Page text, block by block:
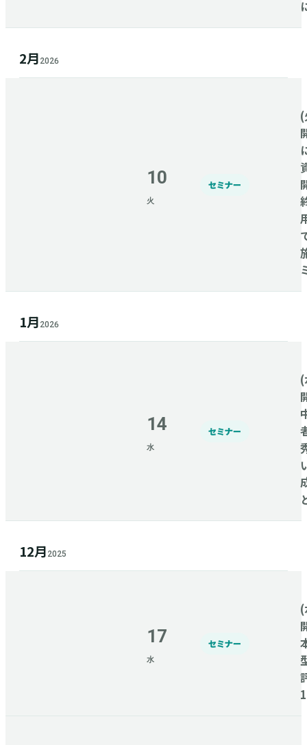
2月 2026
10
火
セミナー
1月 2026
14
水
セミナー
12月 2025
17
水
セミナー